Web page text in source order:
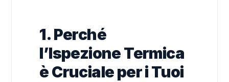
1. Perché
l’Ispezione Termica
è Cruciale per i Tuoi